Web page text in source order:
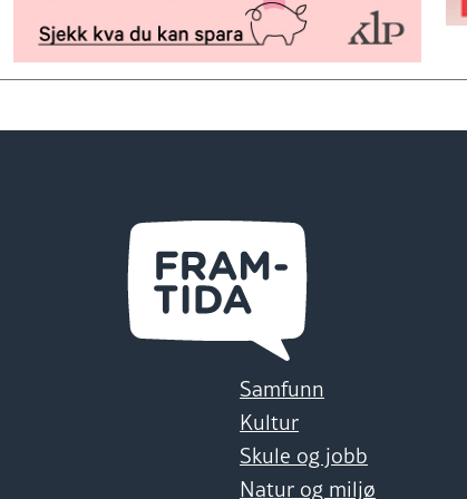
Samfunn
Kultur
Skule og jobb
Natur og miljø